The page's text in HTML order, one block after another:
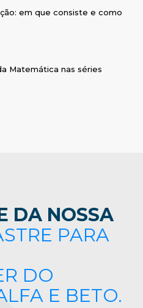
em que consiste e como
Matemática nas séries
DA NOSSA
PARA
DO
E BETO.